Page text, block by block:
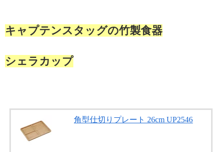
キャプテンスタッグの竹製食器
シェラカップ
角型仕切りプレート 26cm UP2546